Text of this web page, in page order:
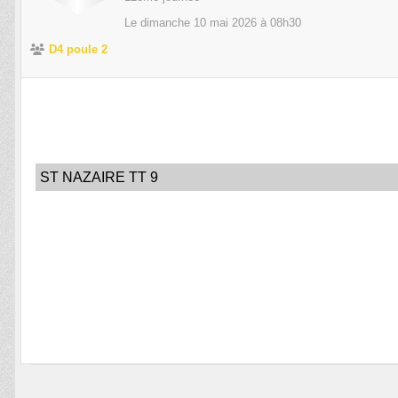
Le dimanche 10 mai 2026 à 08h30
D4 poule 2
ST NAZAIRE TT 9